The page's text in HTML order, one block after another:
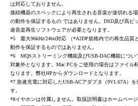
は対応しておりません。
接続機器のスペックにより再生される音楽が途切れる
の動作を保証するもの ではありません。 DSD及び高ビ
途音楽再生ソフトウェアが必要となります。
*5 最大96kHz/24bit対応 （*A2DP規格内での再生品質
動作を保証するものではありません。
*6
MQSストリーミング機能及びUSB-DAC機能につい
対象外となります。 Mac PCをご使用の場合はファイル
なります。弊社HPからダウンロードとなります。
*7 急速充電に対応したUSB-ACアダプタ（9V1.67A）を
す。
*8イヤホンは付属しません。取扱説明書はホームペー